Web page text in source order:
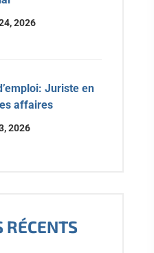
2026
Juriste en
affaires
2026
RÉCENTS